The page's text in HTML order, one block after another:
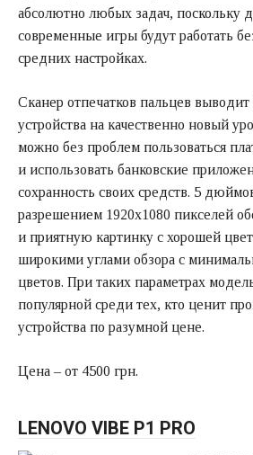
абсолютно любых задач, поскольку
современные игры будут работать
средних настройках.
Сканер отпечатков пальцев выводит
устройства на качественно новый
можно без проблем пользоваться
и использовать банковские
сохранность своих средств. 5
разрешением 1920х1080 пикселей
и приятную картинку с хорошей
широкими углами обзора с
цветов. При таких параметрах
популярной среди тех, кто ценит
устройства по разумной цене.
Цена – от 4500 грн.
LENOVO VIBE P1 PRO